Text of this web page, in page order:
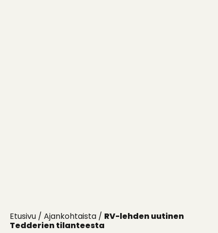
Etusivu / Ajankohtaista / RV-lehden uutinen
Tedderien tilanteesta